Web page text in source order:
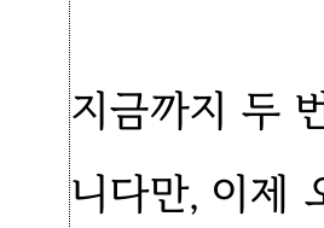
지금까지 두
니다만, 이제